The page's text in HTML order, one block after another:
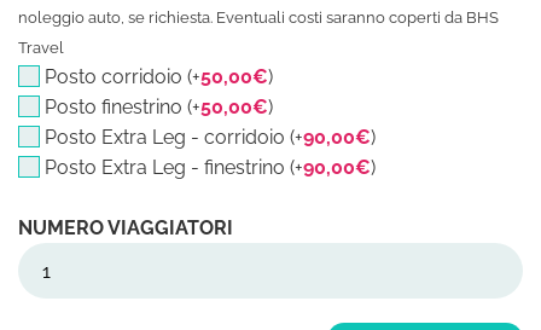
noleggio auto, se richiesta. Eventuali costi saranno coperti da BHS
Travel
Posto corridoio (+50,00€)
Posto finestrino (+50,00€)
Posto Extra Leg - corridoio (+90,00€)
Posto Extra Leg - finestrino (+90,00€)